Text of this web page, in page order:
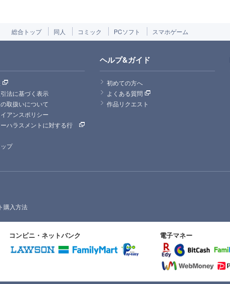
総合トップ 同人 コミック PCソフト スマホゲーム
法に基づく表示
取扱いについて
アンスポリシー
ハラスメントに対する行
プ
ヘルプ&ガイド
初めての方へ
よくある質問
作品リクエスト
購入方法
コンビニ・ネットバンク 電子マネー